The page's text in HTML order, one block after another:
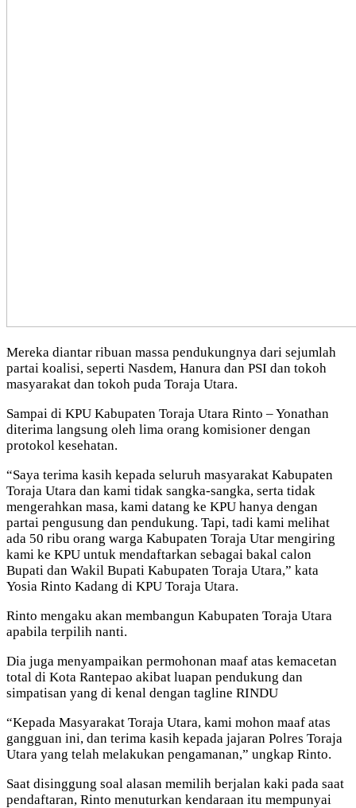
Mereka diantar ribuan massa pendukungnya dari sejumlah
partai koalisi, seperti Nasdem, Hanura dan PSI dan tokoh
masyarakat dan tokoh puda Toraja Utara.
Sampai di KPU Kabupaten Toraja Utara Rinto – Yonathan
diterima langsung oleh lima orang komisioner dengan
protokol kesehatan.
“Saya terima kasih kepada seluruh masyarakat Kabupaten
Toraja Utara dan kami tidak sangka-sangka, serta tidak
mengerahkan masa, kami datang ke KPU hanya dengan
partai pengusung dan pendukung. Tapi, tadi kami melihat
ada 50 ribu orang warga Kabupaten Toraja Utar mengiring
kami ke KPU untuk mendaftarkan sebagai bakal calon
Bupati dan Wakil Bupati Kabupaten Toraja Utara,” kata
Yosia Rinto Kadang di KPU Toraja Utara.
Rinto mengaku akan membangun Kabupaten Toraja Utara
apabila terpilih nanti.
Dia juga menyampaikan permohonan maaf atas kemacetan
total di Kota Rantepao akibat luapan pendukung dan
simpatisan yang di kenal dengan tagline RINDU
“Kepada Masyarakat Toraja Utara, kami mohon maaf atas
gangguan ini, dan terima kasih kepada jajaran Polres Toraja
Utara yang telah melakukan pengamanan,” ungkap Rinto.
Saat disinggung soal alasan memilih berjalan kaki pada saat
pendaftaran, Rinto menuturkan kendaraan itu mempunyai